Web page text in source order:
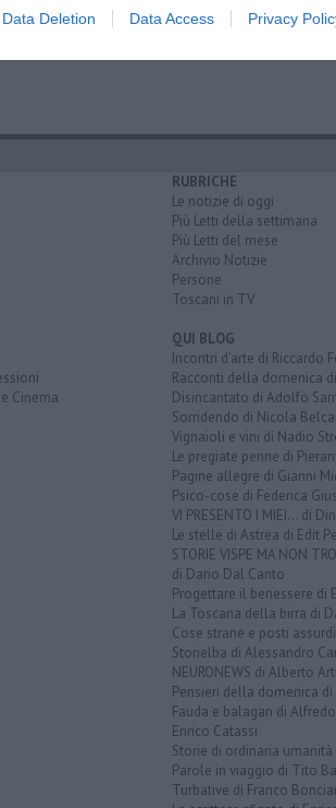
Data Deletion Data Access Privacy
Cinema
RUBRICHE
Le notizie di oggi
Più Letti della settimana
Più Letti del mese
Archivio Notizie
Persone
Toscani in TV
QUI BLOG
Incontri d'arte di Riccardo
Racconti della domenica
Disincantato di Adolfo
Sorridendo di Nicola
Vignaioli e vini di Nadio
Le pregiate penne di
Pagine allegre di Gianni
Psico-cose di Federica
VI PRESENTO I MIEI... di
Le stelle di Astrea di Edit
STORIE VISPE MA NON
di Dario Dal Canto
Progettare il benessere di
La Toscana della birra di
Cose strane e posti
Storielba di Alessandro
NEURONEWS di Alberto
Pensieri della domenica di
Fauda e balagan di
Enrico Catassi
Storie di ordinaria
Parole in viaggio di Tito
Turbative di Franco